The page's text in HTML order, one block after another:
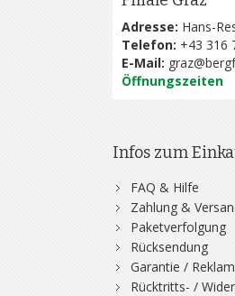
Adresse: Hans-
Telefon: +43 316
E-Mail:
Öffnungszeiten
Infos zum
FAQ & Hilfe
Zahlung &
Paketverfolgung
Rücksendung
Garantie /
Rücktritts- /